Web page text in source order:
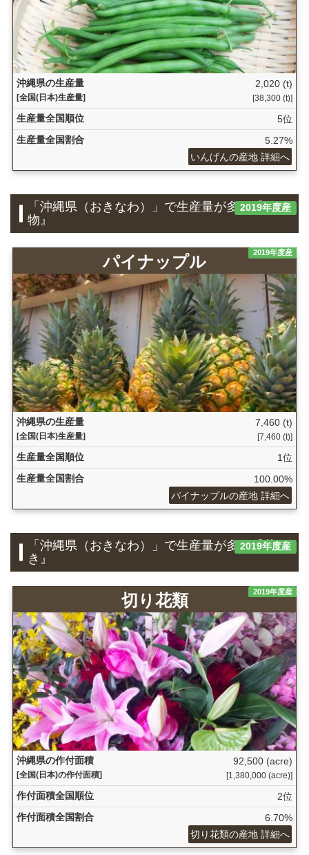
沖縄県の生産量
[全国(日本)生産量]
2,020 (t)
[38,300 (t)]
生産量全国順位
5位
生産量全国割合
5.27%
いんげんの産地 詳細へ
2019年度産
「沖縄県（おきなわ）」で生産量が多い『果
物』
2019年度産
パイナップル
沖縄県の生産量
[全国(日本)生産量]
7,460 (t)
[7,460 (t)]
生産量全国順位
1位
生産量全国割合
100.00%
パイナップルの産地 詳細へ
2019年度産
「沖縄県（おきなわ）」で生産量が多い『花
き』
2019年度産
切り花類
沖縄県の作付面積
[全国(日本)の作付面積]
92,500 (acre)
[1,380,000 (acre)]
作付面積全国順位
2位
作付面積全国割合
6.70%
切り花類の産地 詳細へ